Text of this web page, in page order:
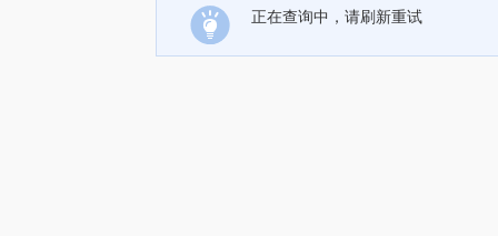
正在查询中，请刷新重试